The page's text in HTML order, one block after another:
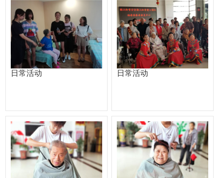
日常活动 日常活动